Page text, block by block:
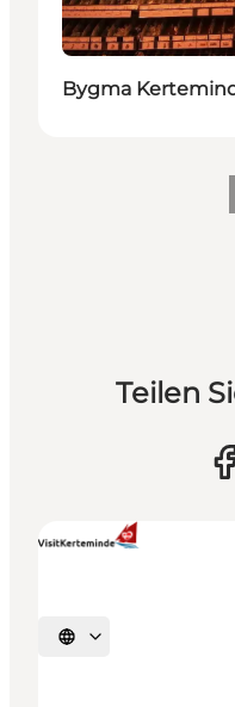
Bygma
Teilen
Sprache auswählen